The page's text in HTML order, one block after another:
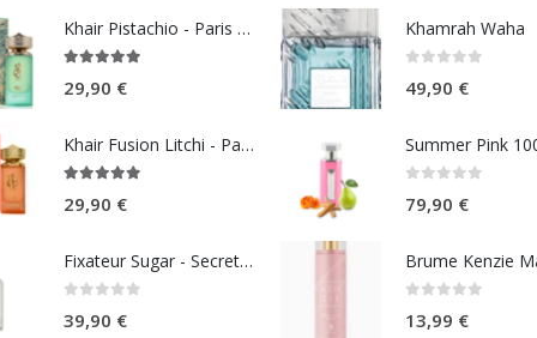
Khair Pistachio - Paris Corner
29,90 €
Khair Fusion Litchi - Paris Corner
29,90 €
Fixateur Sugar - Secret Musc 30ml
39,90 €
Khamrah Waha
49,90 €
79,90 €
13,99 €